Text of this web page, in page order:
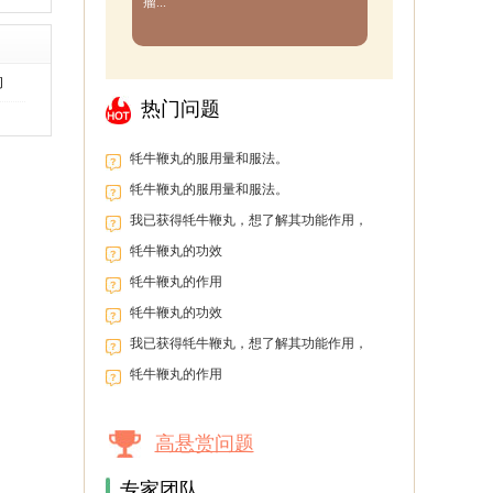
热门问题
牦牛鞭丸的服用量和服法。
牦牛鞭丸的服用量和服法。
我已获得牦牛鞭丸，想了解其功能作用，
以便盲目服用。
牦牛鞭丸的功效
牦牛鞭丸的作用
牦牛鞭丸的功效
我已获得牦牛鞭丸，想了解其功能作用，
以便盲目服用。
牦牛鞭丸的作用
高悬赏问题